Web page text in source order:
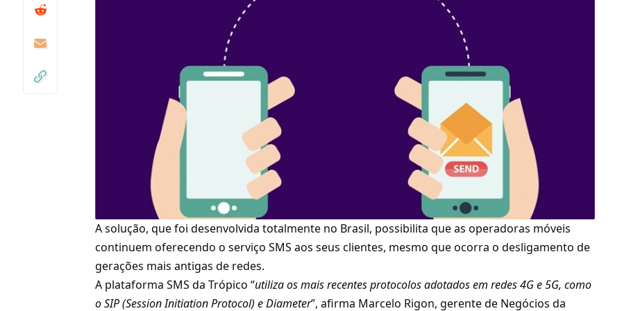
A solução, que foi desenvolvida totalmente no Brasil, possibilita que as operadoras móveis
continuem oferecendo o serviço SMS aos seus clientes, mesmo que ocorra o desligamento de
gerações mais antigas de redes.
A plataforma SMS da Trópico “utiliza os mais recentes protocolos adotados em redes 4G e 5G, como
o SIP (Session Initiation Protocol) e Diameter”, afirma Marcelo Rigon, gerente de Negócios da